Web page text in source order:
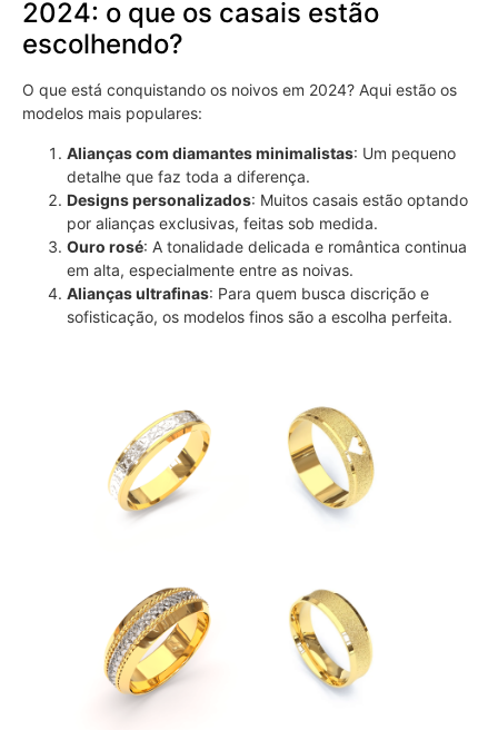
2024: o que os casais estão
escolhendo?
O que está conquistando os noivos em 2024? Aqui estão os
modelos mais populares:
Alianças com diamantes minimalistas: Um pequeno
detalhe que faz toda a diferença.
Designs personalizados: Muitos casais estão optando
por alianças exclusivas, feitas sob medida.
Ouro rosé: A tonalidade delicada e romântica continua
em alta, especialmente entre as noivas.
Alianças ultrafinas: Para quem busca discrição e
sofisticação, os modelos finos são a escolha perfeita.